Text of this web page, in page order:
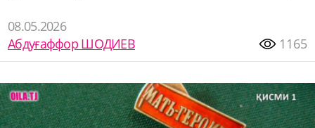
08.05.2026
Абдуғаффор ШОДИЕВ
1165